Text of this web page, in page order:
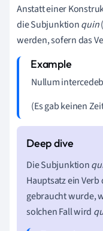
Anstatt einer
die Subjunktionquin
werden, sofern das
Nullum
(Es gab keinen
Die Subjunktion
Hauptsatz ein
gebraucht wurde,
solchen Fall wird